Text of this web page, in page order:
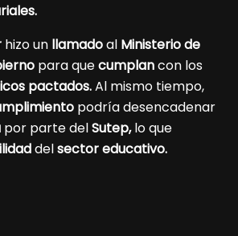
hizo un llamadoal Ministerio de
para quecumplancon los
pactados.Al mismo tiempo,
podría desencadenar
por parte delSutep,lo que
delsector educativo.